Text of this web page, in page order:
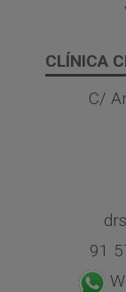
CLÍNICA
C/
91